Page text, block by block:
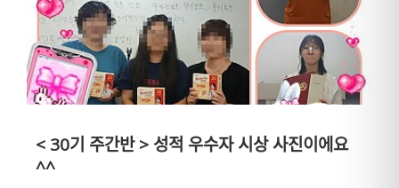
< 30기 주간반 > 성적 우수자 시상 사진이에요
^^